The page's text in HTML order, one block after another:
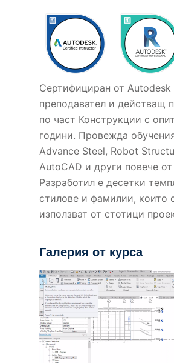
Сертифициран от Autodesk
прeподавател и действащ
по част Конструкции с
години. Провежда
Advance Steel, Robot
AutoCAD и други повече
Разработил е десетки
стилове и фамилии, които
използват от стотици
Галерия от курса